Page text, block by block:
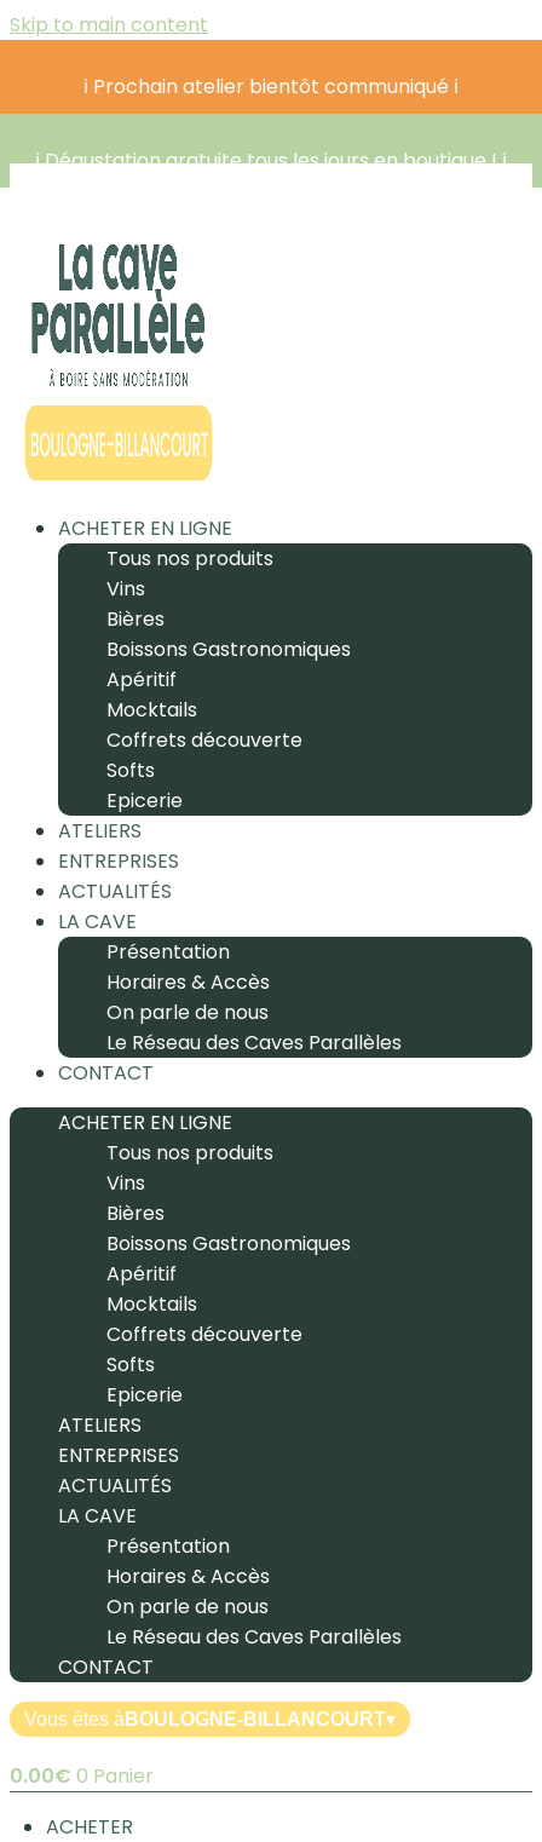
Skip to main content
ℹ️ Prochain atelier bientôt communiqué ℹ️
ℹ️ Dégustation gratuite tous les jours en boutique ! ℹ️
ACHETER EN LIGNE
Tous nos produits
Vins
Bières
Boissons Gastronomiques
Apéritif
Mocktails
Coffrets découverte
Softs
Epicerie
ATELIERS
ENTREPRISES
ACTUALITÉS
LA CAVE
Présentation
Horaires & Accès
On parle de nous
Le Réseau des Caves Parallèles
CONTACT
ACHETER EN LIGNE
Tous nos produits
Vins
Bières
Boissons Gastronomiques
Apéritif
Mocktails
Coffrets découverte
Softs
Epicerie
ATELIERS
ENTREPRISES
ACTUALITÉS
LA CAVE
Présentation
Horaires & Accès
On parle de nous
Le Réseau des Caves Parallèles
CONTACT
Vous êtes à BOULOGNE-BILLANCOURT▾
0.00€ 0 Panier
ACHETER